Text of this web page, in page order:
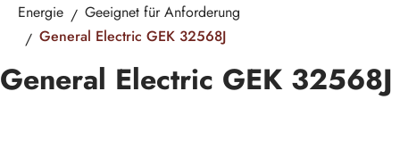
Energie
Geeignet für Anforderung
General Electric GEK 32568J
General Electric GEK 32568J